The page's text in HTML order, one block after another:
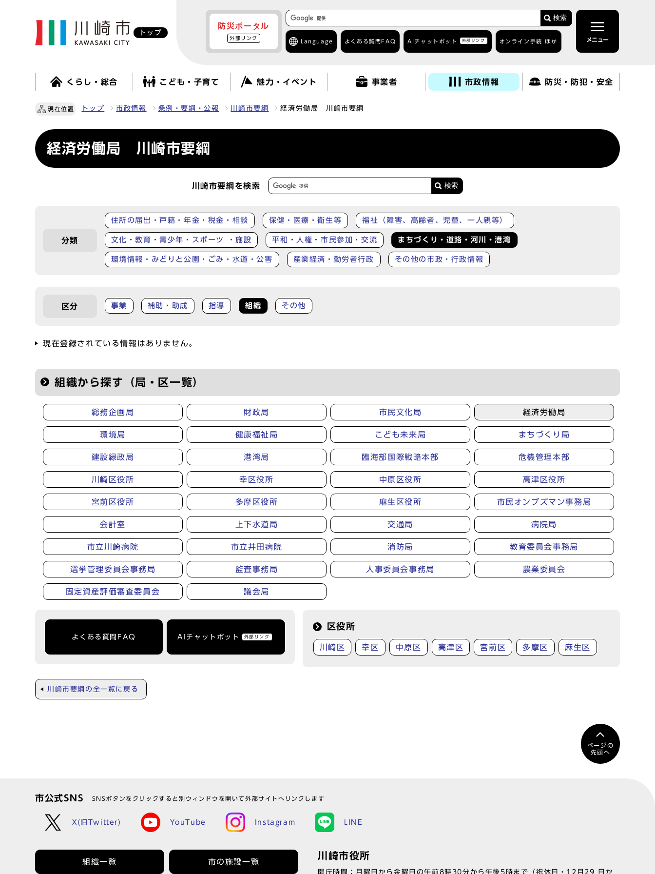
トップ
防災ポータル
外部リンク
検索
Language よくある質問 FAQ AIチャットボット 外部リンク オンライン手続 ほか メニュー
くらし・総合 こども・子育て 魅力・イベント 事業者 市政情報 防災・防犯・安全
現在位置 トップ 市政情報 条例・要綱・公報 川崎市要綱 経済労働局 川崎市要綱
経済労働局 川崎市要綱
川崎市要綱を検索
分類
住所の届出・戸籍・年金・税金・相談 保健・医療・衛生等 福祉（障害、高齢者、児童、一人親等）
文化・教育・青少年・スポーツ ・施設 平和・人権・市民参加・交流 まちづくり・道路・河川・港湾
環境情報・みどりと公園・ごみ・水道・公害 産業経済・勤労者行政 その他の市政・行政情報
区分 事業 補助・助成 指導 組織 その他
現在登録されている情報はありません。
組織から探す（局・区一覧）
総務企画局 財政局 市民文化局 経済労働局
環境局 健康福祉局 こども未来局 まちづくり局
建設緑政局 港湾局 臨海部国際戦略本部 危機管理本部
川崎区役所 幸区役所 中原区役所 高津区役所
宮前区役所 多摩区役所 麻生区役所 市民オンブズマン事務局
会計室 上下水道局 交通局 病院局
市立川崎病院 市立井田病院 消防局 教育委員会事務局
選挙管理委員会事務局 監査事務局 人事委員会事務局 農業委員会
固定資産評価審査委員会 議会局
よくある質問FAQ AIチャットボット 外部リンク
区役所
川崎区 幸区 中原区 高津区 宮前区 多摩区 麻生区
川崎市要綱の全一覧に戻る
ページの
先頭へ
市公式SNS SNSボタンをクリックすると別ウィンドウを開いて外部サイトへリンクします
X(旧Twitter) YouTube Instagram LINE
組織一覧 市の施設一覧
川崎市役所
開庁時間：月曜日から金曜日の午前8時30分から午後5時まで（祝休日・12月29 日か